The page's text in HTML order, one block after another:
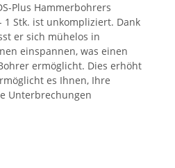
Plus Hammerbohrers
1 Stk. ist unkompliziert. Dank
er sich mühelos in
einspannen, was einen
ermöglicht. Dies erhöht
es Ihnen, Ihre
Unterbrechungen